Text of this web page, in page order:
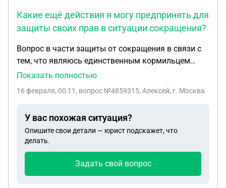
Какие ещё действия я могу предпринять для
защиты своих прав в ситуации сокращения?
Вопрос в части защиты от сокращения в связи с
тем, что являюсь единственным кормильцем
ребенка инвалида. Я, супруга и ребенок
Москва. 1. Как подтвердить статус единственного
опасения, что статус единственного кормильца
может быть оспорен, так как моя жена
занимается подработкой — работает по вечерам
признание меня единственным кормильцем? Если
Показать полностью
16 февраля, 00:11 , вопрос №4859315, Алексей, г. Москва
У вас похожая ситуация?
Опишите свои детали — юрист подскажет, что
делать.
Задать свой вопрос